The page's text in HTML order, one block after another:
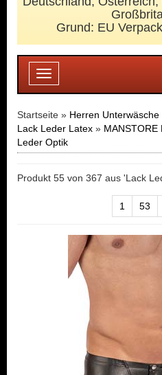
Grund: EU
Toggle
navigation
Startseite » Herren Unterwäsche
Lack Leder Latex » MANSTORE
Leder Optik
Produkt 55 von 367 aus 'Lack
1 53